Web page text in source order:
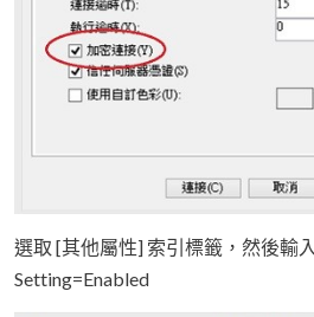
選取 [其他屬性] 索引標籤，然後輸
Setting=Enabled